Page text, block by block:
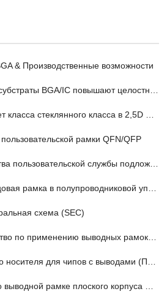
& Производственные возможности
BGA/IC повышают целостность сигнала
стеклянного класса в 2,5D и 3D -упаковке
рамки QFN/QFP
службы подложки пакета FCBGA в HPC
в полупроводниковой упаковке объяснена
схема (SEC)
применению выводных рамок TSOP/LOC
для чипов с выводами (ПЛКК) Ведущая рама
рамке плоского корпуса Thin Quad